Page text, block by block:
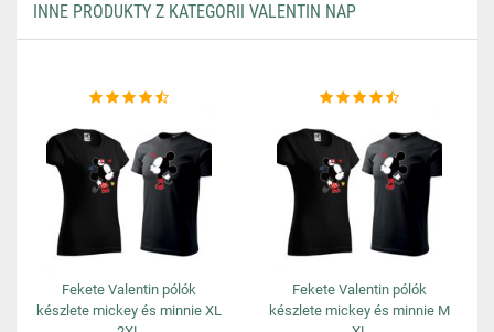
INNE PRODUKTY Z KATEGORII VALENTIN NAP
Fekete Valentin pólók
készlete mickey és minnie XL
Fekete Valentin pólók
készlete mickey és minnie M